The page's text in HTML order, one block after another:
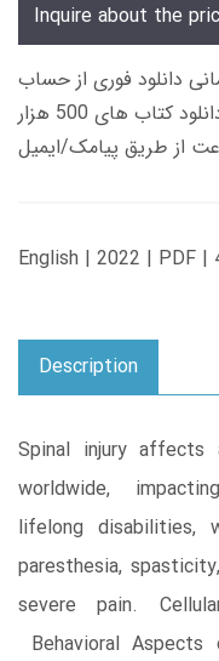
Inquire about the
های 600 هزار تومانی دانلود فوری از حساب
کاربری می باشد، و زمان تحویل لینک دانلود کتاب های 500 هزار
English | 2022 | PDF |
Description
Spinal injury affects
worldwide,
lifelong disabilities,
paresthesia,
severe pain.
Behavioral